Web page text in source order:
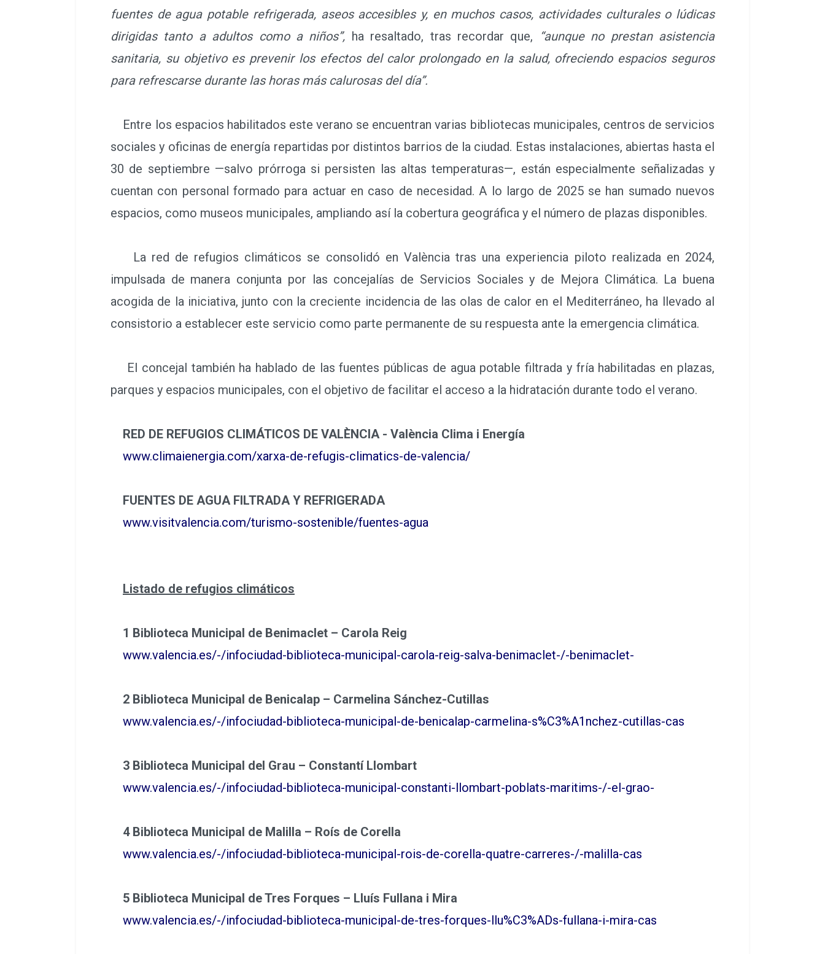
fuentes de agua potable refrigerada, aseos accesibles y, en muchos casos, actividades culturales o lúdicas
dirigidas tanto a adultos como a niños”, ha resaltado, tras recordar que, “aunque no prestan asistencia
sanitaria, su objetivo es prevenir los efectos del calor prolongado en la salud, ofreciendo espacios seguros
para refrescarse durante las horas más calurosas del día”.
Entre los espacios habilitados este verano se encuentran varias bibliotecas municipales, centros de servicios
sociales y oficinas de energía repartidas por distintos barrios de la ciudad. Estas instalaciones, abiertas hasta el
30 de septiembre —salvo prórroga si persisten las altas temperaturas—, están especialmente señalizadas y
cuentan con personal formado para actuar en caso de necesidad. A lo largo de 2025 se han sumado nuevos
espacios, como museos municipales, ampliando así la cobertura geográfica y el número de plazas disponibles.
La red de refugios climáticos se consolidó en València tras una experiencia piloto realizada en 2024,
impulsada de manera conjunta por las concejalías de Servicios Sociales y de Mejora Climática. La buena
acogida de la iniciativa, junto con la creciente incidencia de las olas de calor en el Mediterráneo, ha llevado al
consistorio a establecer este servicio como parte permanente de su respuesta ante la emergencia climática.
El concejal también ha hablado de las fuentes públicas de agua potable filtrada y fría habilitadas en plazas,
parques y espacios municipales, con el objetivo de facilitar el acceso a la hidratación durante todo el verano.
RED DE REFUGIOS CLIMÁTICOS DE VALÈNCIA - València Clima i Energía
www.climaienergia.com/xarxa-de-refugis-climatics-de-valencia/
FUENTES DE AGUA FILTRADA Y REFRIGERADA
www.visitvalencia.com/turismo-sostenible/fuentes-agua
Listado de refugios climáticos
1 Biblioteca Municipal de Benimaclet – Carola Reig
www.valencia.es/-/infociudad-biblioteca-municipal-carola-reig-salva-benimaclet-/-benimaclet-
2 Biblioteca Municipal de Benicalap – Carmelina Sánchez-Cutillas
www.valencia.es/-/infociudad-biblioteca-municipal-de-benicalap-carmelina-s%C3%A1nchez-cutillas-cas
3 Biblioteca Municipal del Grau – Constantí Llombart
www.valencia.es/-/infociudad-biblioteca-municipal-constanti-llombart-poblats-maritims-/-el-grao-
4 Biblioteca Municipal de Malilla – Roís de Corella
www.valencia.es/-/infociudad-biblioteca-municipal-rois-de-corella-quatre-carreres-/-malilla-cas
5 Biblioteca Municipal de Tres Forques – Lluís Fullana i Mira
www.valencia.es/-/infociudad-biblioteca-municipal-de-tres-forques-llu%C3%ADs-fullana-i-mira-cas